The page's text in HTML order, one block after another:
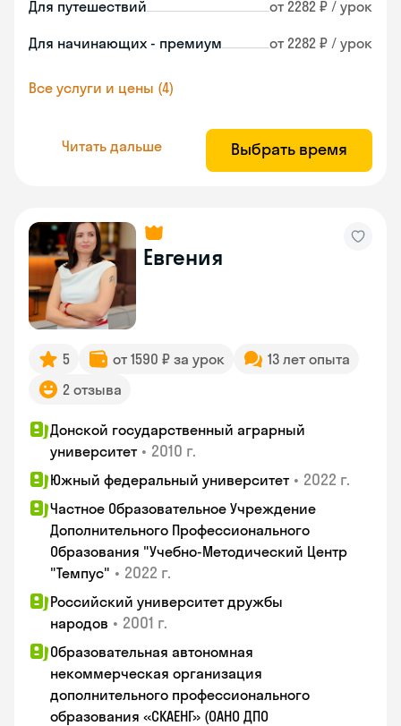
Для путешествий от 2282 ₽ / урок
Для начинающих - премиум от 2282 ₽ / урок
Все услуги и цены (4)
Читать дальше Выбрать время
Евгения
5 от 1590 ₽ за урок
13 лет опыта
2 отзыва
Донской государственный аграрный
университет • 2010 г.
Южный федеральный университет • 2022 г.
Частное Образовательное Учреждение
Дополнительного Профессионального
Образования "Учебно-Методический Центр
"Темпус" • 2022 г.
Российский университет дружбы
народов • 2001 г.
Образовательная автономная
некоммерческая организация
дополнительного профессионального
образования «СКАЕНГ» (ОАНО ДПО